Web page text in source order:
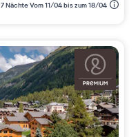
7 Nächte Vom 11/04 bis zum 18/04